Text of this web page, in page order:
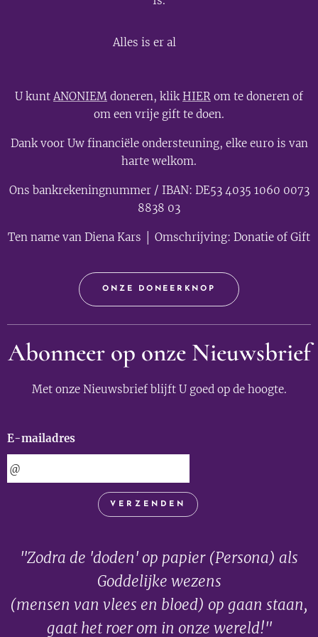
Alles is er al
U kuntANONIEM doneren, klikHIER om te doneren of
om een vrije gift te doen.
Dank voor Uw financiële ondersteuning, elke euro is van
harte welkom.
Ons bankrekeningnummer / IBAN: DE53 4035 1060 0073
8838 03
Ten name van Diena Kars │ Omschrijving: Donatie of Gift
ONZE DONEERKNOP
Abonneer op onze Nieuwsbrief
Met onze Nieuwsbrief blijft U goed op de hoogte.
E-mailadres
VERZENDEN
"Zodra de 'doden' op papier (Persona) als
Goddelijke wezens
(mensen van vlees en bloed) op gaan staan,
gaat het roer om in onze wereld!"